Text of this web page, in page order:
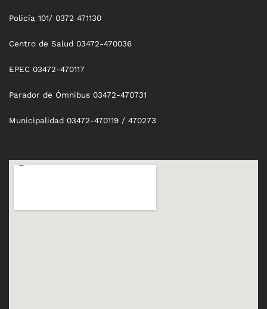
Policía 101/ 0372 471130
Centro de Salud 03472-470036
EPEC 03472-470117
Parador de Ómnibus 03472-470731
Municipalidad 03472-470119 / 470273